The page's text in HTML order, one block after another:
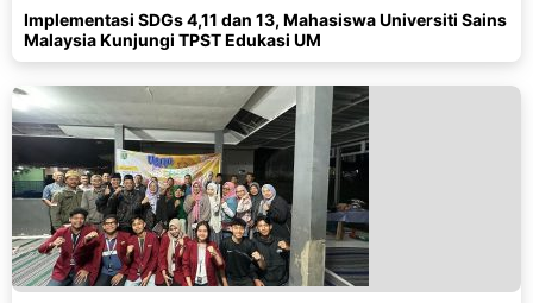
Implementasi SDGs 4,11 dan 13, Mahasiswa Universiti Sains
Malaysia Kunjungi TPST Edukasi UM